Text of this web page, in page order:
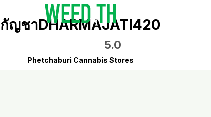
กัญชาDHARMAJATI420
5.0
Phetchaburi Cannabis Stores